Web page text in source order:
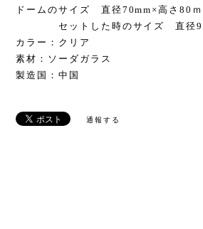
ドームのサイズ 直径70mm×高さ80ｍ
セットした時のサイズ 直径92
カラー：クリア
素材：ソーダガラス
製造国：中国
通報する